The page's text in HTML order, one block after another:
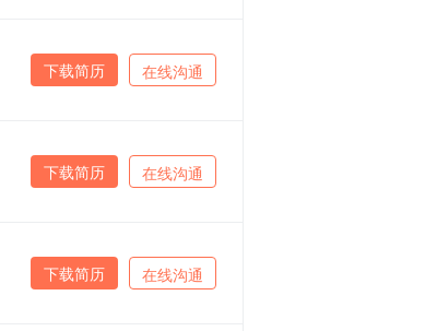
在线沟通
下载简历
在线沟通
下载简历
在线沟通
下载简历